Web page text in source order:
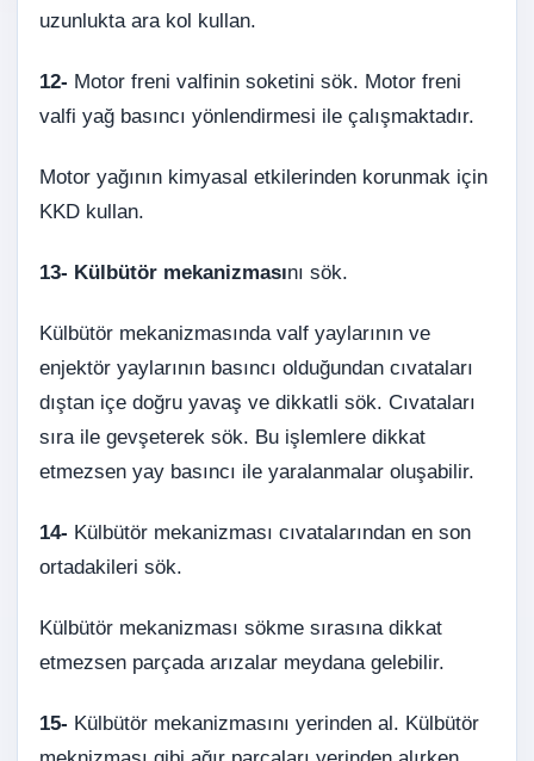
uzunlukta ara kol kullan.
12- Motor freni valfinin soketini sök. Motor freni
valfi yağ basıncı yönlendirmesi ile çalışmaktadır.
Motor yağının kimyasal etkilerinden korunmak için
KKD kullan.
13- Külbütör mekanizmasını sök.
Külbütör mekanizmasında valf yaylarının ve
enjektör yaylarının basıncı olduğundan cıvataları
dıştan içe doğru yavaş ve dikkatli sök. Cıvataları
sıra ile gevşeterek sök. Bu işlemlere dikkat
etmezsen yay basıncı ile yaralanmalar oluşabilir.
14- Külbütör mekanizması cıvatalarından en son
ortadakileri sök.
Külbütör mekanizması sökme sırasına dikkat
etmezsen parçada arızalar meydana gelebilir.
15- Külbütör mekanizmasını yerinden al. Külbütör